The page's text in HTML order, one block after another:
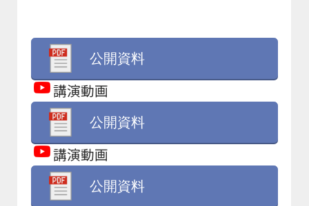
公開資料
講演動画
公開資料
講演動画
公開資料